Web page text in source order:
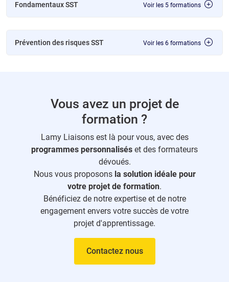
Fondamentaux SST Voir les 5 formations
Prévention des risques SST Voir les 6 formations
Vous avez un projet de
formation ?
Lamy Liaisons est là pour vous, avec des
programmes personnalisés et des formateurs
dévoués.
Nous vous proposons la solution idéale pour
votre projet de formation.
Bénéficiez de notre expertise et de notre
engagement envers votre succès de votre
projet d'apprentissage.
Contactez nous